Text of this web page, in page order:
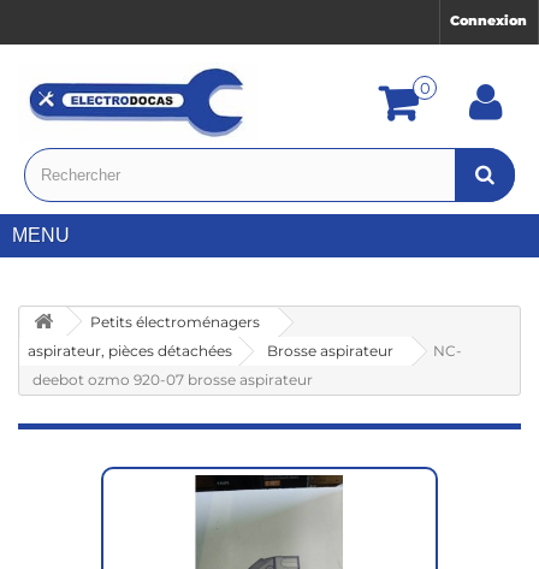
Connexion
0
MENU
Petits électroménagers
aspirateur, pièces détachées
Brosse aspirateur
NC-
deebot ozmo 920-07 brosse aspirateur